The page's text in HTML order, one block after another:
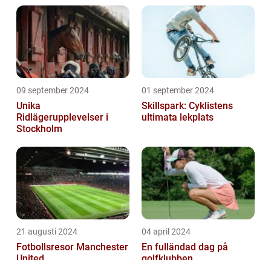
09 september 2024
Unika
Ridlägerupplevelser i
Stockholm
01 september 2024
Skillspark: Cyklistens
ultimata lekplats
21 augusti 2024
Fotbollsresor Manchester
04 april 2024
En fulländad dag på